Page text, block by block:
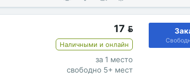
17 
Наличными и онлайн
за 1 место
свободно 5+ мест